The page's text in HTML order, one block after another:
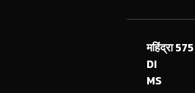
महिंद्रा 575
DI
MS